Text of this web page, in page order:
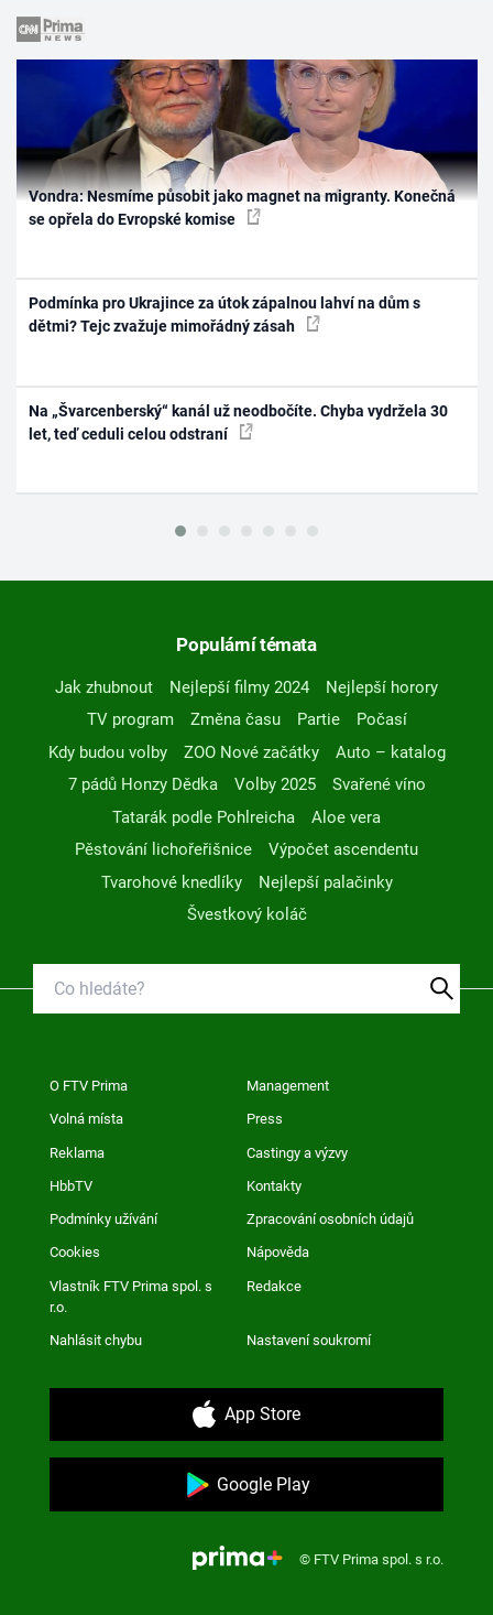
Vondra: Nesmíme působit jako magnet na migranty. Konečná
se opřela do Evropské komise
Podmínka pro Ukrajince za útok zápalnou lahví na dům s
dětmi? Tejc zvažuje mimořádný zásah
Na „Švarcenberský“ kanál už neodbočíte. Chyba vydržela 30
let, teď ceduli celou odstraní
Populární témata
Jak zhubnout Nejlepší filmy 2024
Nejlepší horory
TV program
Změna času Partie
Počasí
Kdy budou volby
ZOO Nové začátky
Auto – katalog
7 pádů Honzy Dědka
Volby 2025
Svařené víno
Tatarák podle Pohlreicha
Aloe vera
Pěstování lichořeřišnice
Výpočet ascendentu
Tvarohové knedlíky
Nejlepší palačinky
Švestkový koláč
O FTV Prima Management
Volná místa Press
Reklama Castingy a výzvy
HbbTV Kontakty
Podmínky užívání Zpracování osobních údajů
Cookies Nápověda
Vlastník FTV Prima spol. s
r.o.
Redakce
Nahlásit chybu Nastavení soukromí
App Store
Google Play
© FTV Prima spol. s r.o.